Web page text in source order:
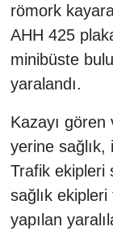
römork
AHH 425
minibüste
yaralandı.
Kazayı gören
yerine
Trafik ekipleri
sağlık
yapılan